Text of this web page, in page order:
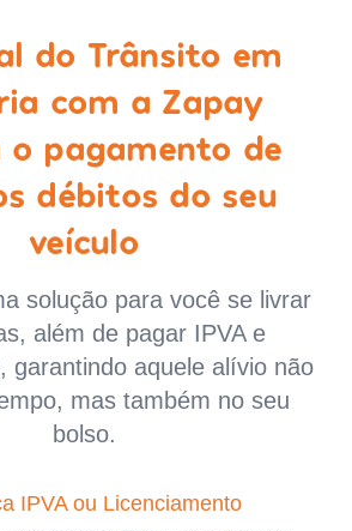
do Trânsito em
com a Zapay
pagamento de
débitos do seu
veículo
solução para você se livrar
além de pagar IPVA e
garantindo aquele alívio não
mas também no seu
bolso.
IPVA ou Licenciamento